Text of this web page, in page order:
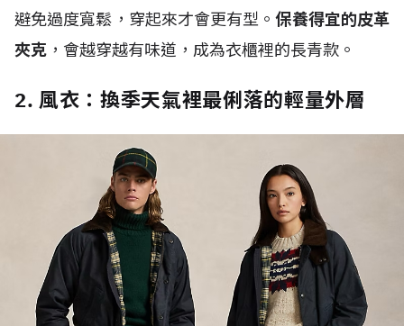
避免過度寬鬆，穿起來才會更有型。保養得宜的皮革
夾克 ，會越穿越有味道，成為衣櫃裡的長青款。
2. 風衣：換季天氣裡最俐落的輕量外層